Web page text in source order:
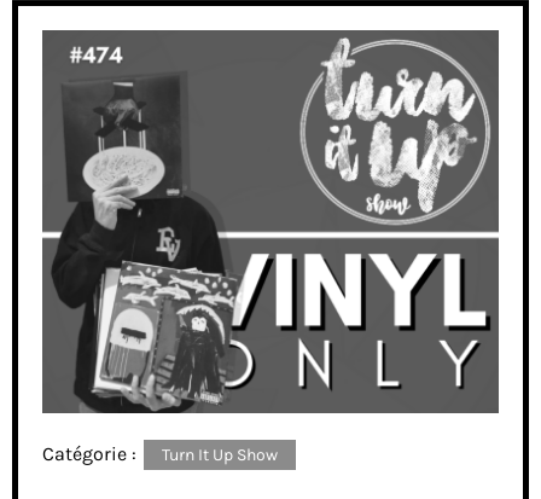
Catégorie : Turn It Up Show